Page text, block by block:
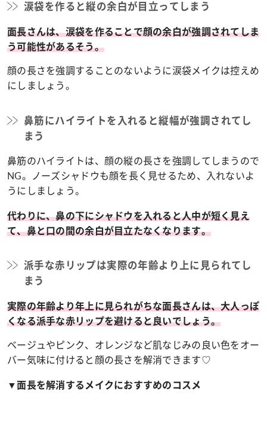
涙袋を作ると縦の余白が目立ってしまう
面長さんは、涙袋を作ることで顔の余白が強調されてしま
う可能性があるそう。
顔の長さを強調することのないように涙袋メイクは控えめ
にしましょう。
鼻筋にハイライトを入れると縦幅が強調されてし
まう
鼻筋のハイライトは、顔の縦の長さを強調してしまうので
NG。ノーズシャドウも顔を長く見せるため、入れないよ
うにしましょう。
代わりに、鼻の下にシャドウを入れると人中が短く見え
て、鼻と口の間の余白が目立たなくなります。
派手な赤リップは実際の年齢より上に見られてし
まう
実際の年齢より年上に見られがちな面長さんは、大人っぽ
くなる派手な赤リップを避けると良いでしょう。
ベージュやピンク、オレンジなど肌なじみの良い色をオー
バー気味に付けると顔の長さを解消できます♡
▼面長を解消するメイクにおすすめのコスメ